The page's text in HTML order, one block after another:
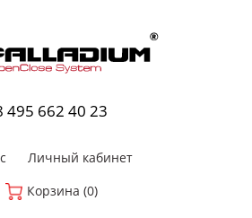
495 662 40 23
Личный кабинет
Корзина (0)